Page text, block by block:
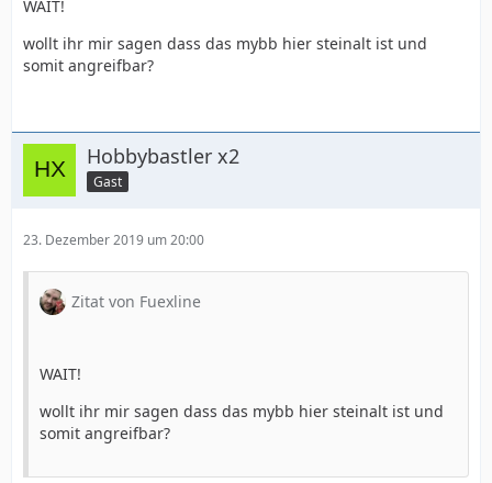
WAIT!
wollt ihr mir sagen dass das mybb hier steinalt ist und
somit angreifbar?
Hobbybastler x2
Gast
23. Dezember 2019 um 20:00
Zitat von Fuexline
WAIT!
wollt ihr mir sagen dass das mybb hier steinalt ist und
somit angreifbar?